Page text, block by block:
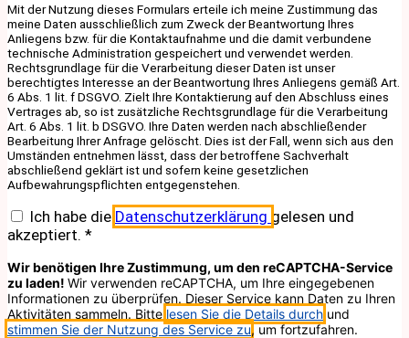
Mit der Nutzung dieses Formulars erteile ich meine Zustimmung das
meine Daten ausschließlich zum Zweck der Beantwortung Ihres
Anliegens bzw. für die Kontaktaufnahme und die damit verbundene
technische Administration gespeichert und verwendet werden.
Rechtsgrundlage für die Verarbeitung dieser Daten ist unser
berechtigtes Interesse an der Beantwortung Ihres Anliegens gemäß Art.
6 Abs. 1 lit. f DSGVO. Zielt Ihre Kontaktierung auf den Abschluss eines
Vertrages ab, so ist zusätzliche Rechtsgrundlage für die Verarbeitung
Art. 6 Abs. 1 lit. b DSGVO. Ihre Daten werden nach abschließender
Bearbeitung Ihrer Anfrage gelöscht. Dies ist der Fall, wenn sich aus den
Umständen entnehmen lässt, dass der betroffene Sachverhalt
abschließend geklärt ist und sofern keine gesetzlichen
Aufbewahrungspflichten entgegenstehen.
Ich habe die Datenschutzerklärung gelesen und
akzeptiert. *
Wir benötigen Ihre Zustimmung, um den reCAPTCHA-Service
zu laden! Wir verwenden reCAPTCHA, um Ihre eingegebenen
Informationen zu überprüfen. Dieser Service kann Daten zu Ihren
Aktivitäten sammeln. Bitte lesen Sie die Details durch und
stimmen Sie der Nutzung des Service zu, um fortzufahren.